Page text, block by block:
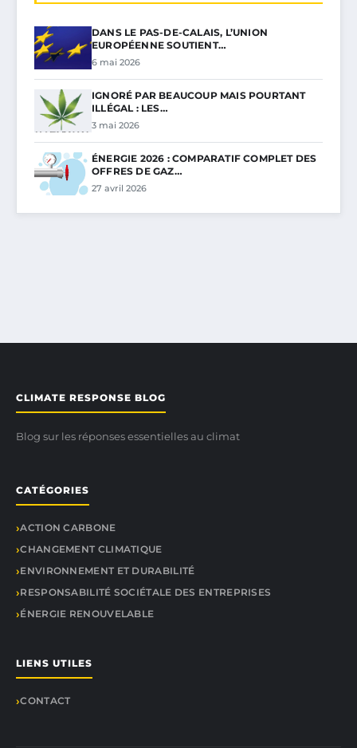
DANS LE PAS-DE-CALAIS, L’UNION
EUROPÉENNE SOUTIENT…
6 mai 2026
IGNORÉ PAR BEAUCOUP MAIS POURTANT
ILLÉGAL : LES…
3 mai 2026
ÉNERGIE 2026 : COMPARATIF COMPLET DES
OFFRES DE GAZ…
27 avril 2026
CLIMATE RESPONSE BLOG
Blog sur les réponses essentielles au climat
CATÉGORIES
ACTION CARBONE
CHANGEMENT CLIMATIQUE
ENVIRONNEMENT ET DURABILITÉ
RESPONSABILITÉ SOCIÉTALE DES ENTREPRISES
ÉNERGIE RENOUVELABLE
LIENS UTILES
CONTACT